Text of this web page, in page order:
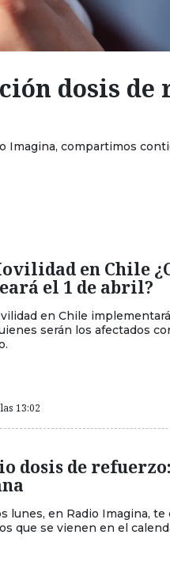
dosis de
Imagina, compartimos
en Chile
el 1 de abril?
en Chile
serán los afectados
13:02
dosis de
lunes, en Radio Imagina,
que se vienen en el